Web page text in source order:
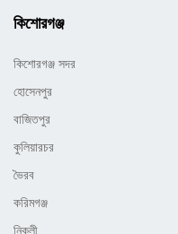
কিশোরগঞ্জ
কিশোরগঞ্জ সদর
হোসেনপুর
বাজিতপুর
কুলিয়ারচর
ভৈরব
করিমগঞ্জ
নিকলী